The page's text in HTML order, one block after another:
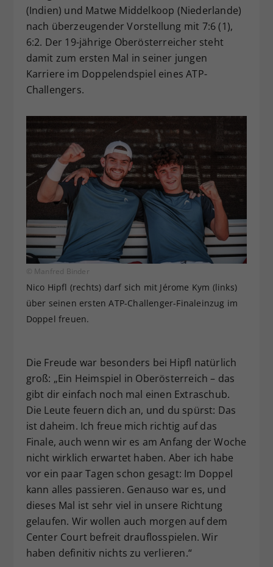
(Indien) und Matwe Middelkoop (Niederlande)
nach überzeugender Vorstellung mit 7:6 (1),
6:2. Der 19-jährige Oberösterreicher steht
damit zum ersten Mal in seiner jungen
Karriere im Doppelendspiel eines ATP-
Challengers.
© Manfred Binder
Nico Hipfl (rechts) darf sich mit Jérome Kym (links)
über seinen ersten ATP-Challenger-Finaleinzug im
Doppel freuen.
Die Freude war besonders bei Hipfl natürlich
groß: „Ein Heimspiel in Oberösterreich – das
gibt dir einfach noch mal einen Extraschub.
Die Leute feuern dich an, und du spürst: Das
ist daheim. Ich freue mich richtig auf das
Finale, auch wenn wir es am Anfang der Woche
nicht wirklich erwartet haben. Aber ich habe
vor ein paar Tagen schon gesagt: Im Doppel
kann alles passieren. Genauso war es, und
dieses Mal ist sehr viel in unsere Richtung
gelaufen. Wir wollen auch morgen auf dem
Center Court befreit drauflosspielen. Wir
haben definitiv nichts zu verlieren.“